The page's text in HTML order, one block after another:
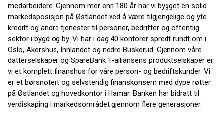
medarbeidere. Gjennom mer enn 180 år har vi bygget en solid
markedsposisjon på Østlandet ved å være tilgjengelige og yte
kreditt og andre tjenester til personer, bedrifter og offentlig
sektor i bygd og by. Vi har i dag 40 kontorer spredt rundt om i
Oslo, Akershus, Innlandet og nedre Buskerud. Gjennom våre
datterselskaper og SpareBank 1-alliansens produktselskaper er
vi et komplett finanshus for våre person- og bedriftskunder. Vi
er et børsnotert og selvstendig finanskonsern med dype røtter
på Østlandet og hovedkontor i Hamar. Banken har bidratt til
verdiskaping i markedsområdet gjennom flere generasjoner.